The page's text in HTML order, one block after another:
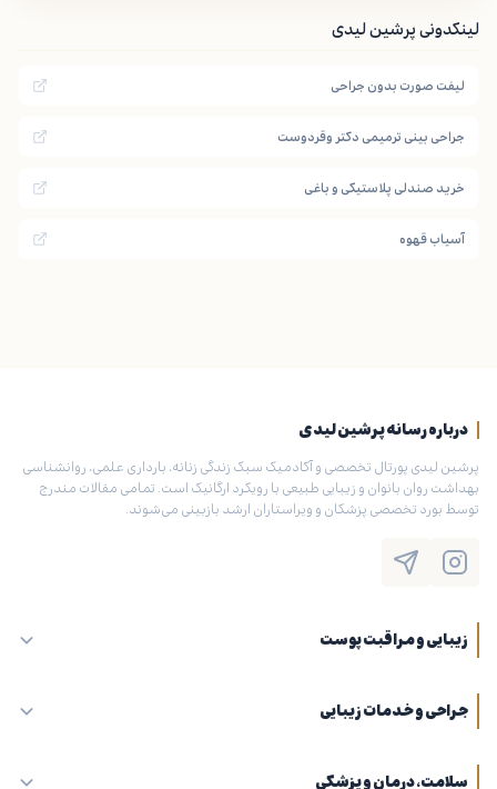
لینکدونی پرشین لیدی
لیفت صورت بدون جراحی
جراحی بینی ترمیمی دکتر وقردوست
خرید صندلی پلاستیکی و باغی
آسیاب قهوه
درباره رسانه پرشین لیدی
پرشین لیدی پورتال تخصصی و آکادمیک سبک زندگی زنانه، بارداری علمی، روانشناسی
بهداشت روان بانوان و زیبایی طبیعی با رویکرد ارگانیک است. تمامی مقالات مندرج
توسط بورد تخصصی پزشکان و ویراستاران ارشد بازبینی می‌شوند.
زیبایی و مراقبت پوست
جراحی و خدمات زیبایی
سلامت، درمان و پزشکی